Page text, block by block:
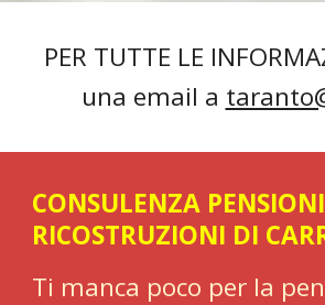
PER TUTTE LE
una email a
CONSULENZA
RICOSTRUZIONI DI
Ti manca poco per la